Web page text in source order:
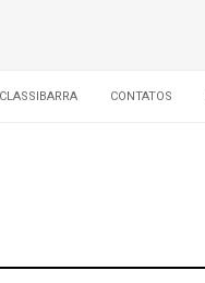
CLASSIBARRA CONTATOS